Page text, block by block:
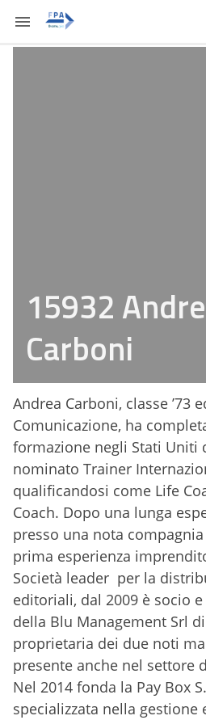
15932
Carboni
Andrea Carboni, classe ’73
Comunicazione, ha
formazione negli Stati Uniti
nominato Trainer
qualificandosi come Life
Coach. Dopo una lunga
presso una nota
prima esperienza
Società leader per la
editoriali, dal 2009 è socio
della Blu Management Srl
proprietaria dei due noti
presente anche nel settore
Nel 2014 fonda la Pay Box
specializzata nella gestione